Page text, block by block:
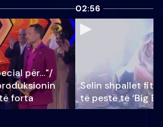
për…"/
forta
02:56
Selin shpallet
të pestë të ‘Big